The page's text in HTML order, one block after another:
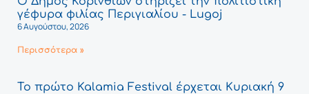
γέφυρα φιλίας Περιγιαλίου - Lugoj
6 Αυγούστου, 2026
Περισσότερα »
Το πρώτο Kalamia Festival έρχεται Κυριακή 9